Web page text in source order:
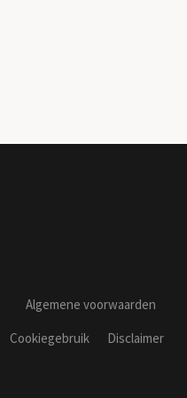
Algemene voorwaarden
Cookiegebruik
Disclaimer